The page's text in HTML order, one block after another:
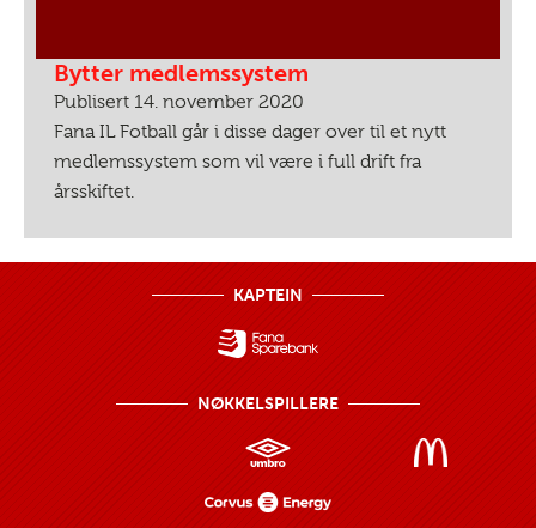
Bytter medlemssystem
Publisert 14. november 2020
Fana IL Fotball går i disse dager over til et nytt
medlemssystem som vil være i full drift fra
årsskiftet.
KAPTEIN
NØKKELSPILLERE